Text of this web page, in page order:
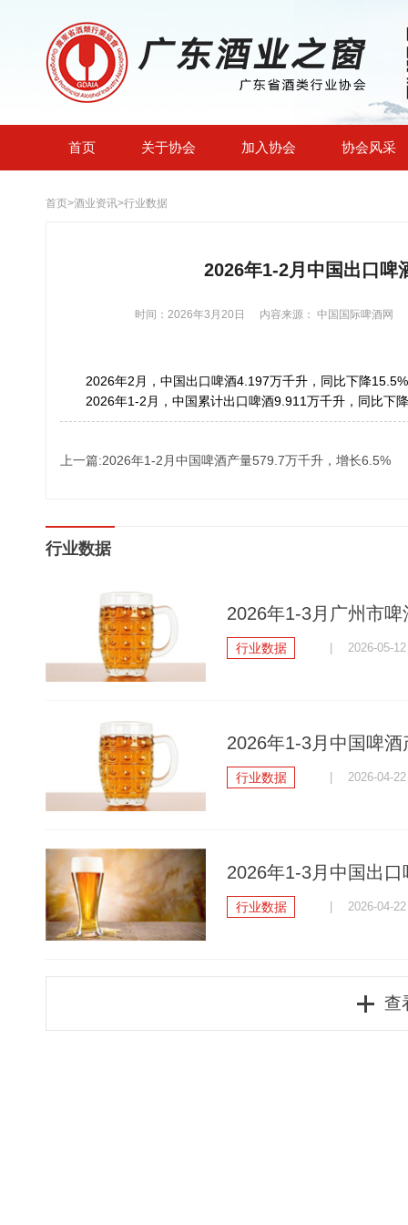
首页 关于协会 加入协会 协会风采
首页>酒业资讯>行业数据
2026年1-2月中国出口啤
时间：2026年3月20日 内容来源： 中国国际啤酒网
2026年2月，中国出口啤酒4.197万千升，同比下降
2026年1-2月，中国累计出口啤酒9.911万千升，同比下
上一篇:2026年1-2月中国啤酒产量579.7万千升，增长6.5%
行业数据
2026年1-3月广州市
行业数据 | 2026-05-12
2026年1-3月中国啤
行业数据 | 2026-04-22
2026年1-3月中国出
行业数据 | 2026-04-22
查